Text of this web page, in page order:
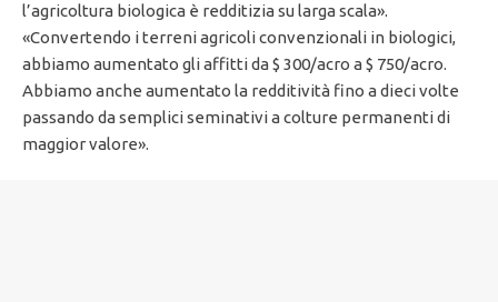
l’agricoltura biologica è redditizia su larga scala».
«Convertendo i terreni agricoli convenzionali in biologici,
abbiamo aumentato gli affitti da $ 300/acro a $ 750/acro.
Abbiamo anche aumentato la redditività fino a dieci volte
passando da semplici seminativi a colture permanenti di
maggior valore».